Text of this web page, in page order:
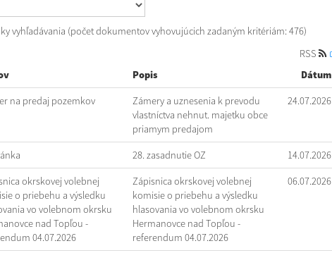
vyhľadávania (počet dokumentov vyhovujúcich zadaným kritériám: 476)
RSS
Popis Dátum
na predaj pozemkov
Zámery a uznesenia k prevodu
vlastníctva nehnut. majetku obce
priamym predajom
24.07.2026
28. zasadnutie OZ 14.07.2026
okrskovej volebnej
o priebehu a výsledku
vo volebnom okrsku
nad Topľou -
04.07.2026
Zápisnica okrskovej volebnej
komisie o priebehu a výsledku
hlasovania vo volebnom okrsku
Hermanovce nad Topľou -
referendum 04.07.2026
06.07.2026